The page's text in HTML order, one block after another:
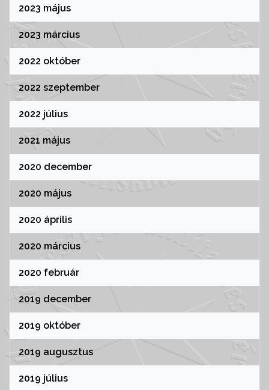
2023 május
2023 március
2022 október
2022 szeptember
2022 július
2021 május
2020 december
2020 május
2020 április
2020 március
2020 február
2019 december
2019 október
2019 augusztus
2019 július